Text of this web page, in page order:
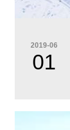
2019-06
01